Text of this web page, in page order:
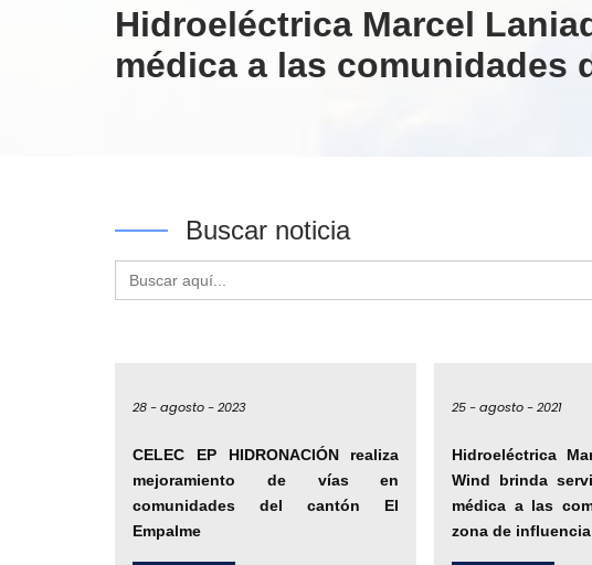
Hidroeléctrica Marcel
médica a las comunidades
Buscar noticia
Buscar:
28 -agosto -2023
CELEC EP HIDRONACIÓN realiza
mejoramiento de vías en
comunidades del cantón El
Empalme
25 - agosto - 2021
Hidroeléctrica
Wind brinda
médica a las
zona de influencia